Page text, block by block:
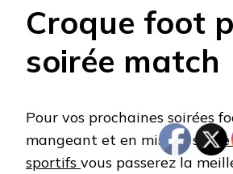
Croque foot
soirée match
Pour vos prochaines soirées
mangeant et en misant surle
sportifs vous passerez la